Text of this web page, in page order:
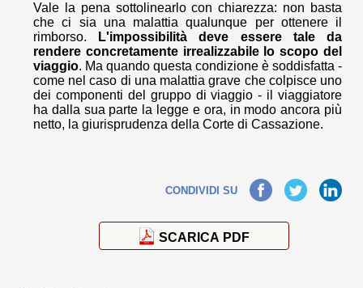
Vale la pena sottolinearlo con chiarezza: non basta
che ci sia una malattia qualunque per ottenere il
rimborso.
L'impossibilità deve essere tale da
rendere concretamente irrealizzabile lo scopo del
viaggio. Ma quando questa condizione è soddisfatta -
come nel caso di una malattia grave che colpisce uno
dei componenti del gruppo di viaggio - il viaggiatore
ha dalla sua parte la legge e ora, in modo ancora più
netto, la giurisprudenza della Corte di Cassazione.
CONDIVIDI SUFacebook TwitterLinkedIn
SCARICA PDF